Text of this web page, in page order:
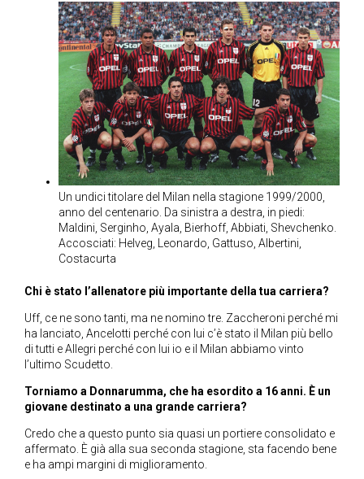
Un undici titolare del Milan nella stagione 1999/2000,
anno del centenario. Da sinistra a destra, in piedi:
Maldini, Serginho, Ayala, Bierhoff, Abbiati, Shevchenko.
Accosciati: Helveg, Leonardo, Gattuso, Albertini,
Costacurta
Chi è stato l’allenatore più importante della tua carriera?
Uff, ce ne sono tanti, ma ne nomino tre. Zaccheroni perché mi
ha lanciato, Ancelotti perché con lui c’è stato il Milan più bello
di tutti e Allegri perché con lui io e il Milan abbiamo vinto
l’ultimo Scudetto.
Torniamo a Donnarumma, che ha esordito a 16 anni. È un
giovane destinato a una grande carriera?
Credo che a questo punto sia quasi un portiere consolidato e
affermato. È già alla sua seconda stagione, sta facendo bene
e ha ampi margini di miglioramento.